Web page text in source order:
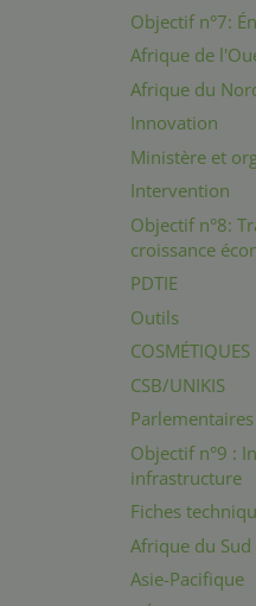
Objectif n°7:
Afrique de
Afrique du
Innovation
Ministère et
Intervention
Objectif n°8:
croissance
PDTIE
Outils
COSMÉTIQUES
CSB/UNIKIS
Parlementaires
Objectif n°9 :
infrastructure
Fiches
Afrique du Sud
Asie-Pacifique